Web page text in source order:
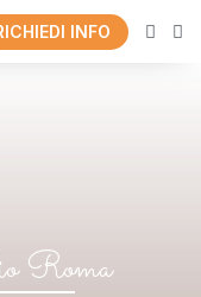
INFO
Roma